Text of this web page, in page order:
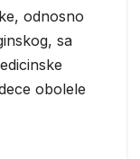
odnosno
sa
obolele